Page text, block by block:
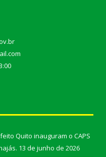
Quito inauguram o CAPS
13 de junho de 2026